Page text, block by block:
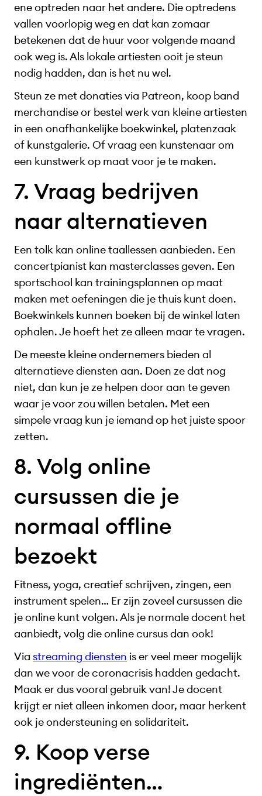
ene optreden naar het andere. Die optredens
vallen voorlopig weg en dat kan zomaar
betekenen dat de huur voor volgende maand
ook weg is. Als lokale artiesten ooit je steun
nodig hadden, dan is het nu wel.
Steun ze met donaties via Patreon, koop band
merchandise or bestel werk van kleine artiesten
in een onafhankelijke boekwinkel, platenzaak
of kunstgalerie. Of vraag een kunstenaar om
een kunstwerk op maat voor je te maken.
7. Vraag bedrijven
naar alternatieven
Een tolk kan online taallessen aanbieden. Een
concertpianist kan masterclasses geven. Een
sportschool kan trainingsplannen op maat
maken met oefeningen die je thuis kunt doen.
Boekwinkels kunnen boeken bij de winkel laten
ophalen. Je hoeft het ze alleen maar te vragen.
De meeste kleine ondernemers bieden al
alternatieve diensten aan. Doen ze dat nog
niet, dan kun je ze helpen door aan te geven
waar je voor zou willen betalen. Met een
simpele vraag kun je iemand op het juiste spoor
zetten.
8. Volg online
cursussen die je
normaal offline
bezoekt
Fitness, yoga, creatief schrijven, zingen, een
instrument spelen… Er zijn zoveel cursussen die
je online kunt volgen. Als je normale docent het
aanbiedt, volg die online cursus dan ook!
Via streaming diensten is er veel meer mogelijk
dan we voor de coronacrisis hadden gedacht.
Maak er dus vooral gebruik van! Je docent
krijgt er niet alleen inkomen door, maar herkent
ook je ondersteuning en solidariteit.
9. Koop verse
ingrediënten…